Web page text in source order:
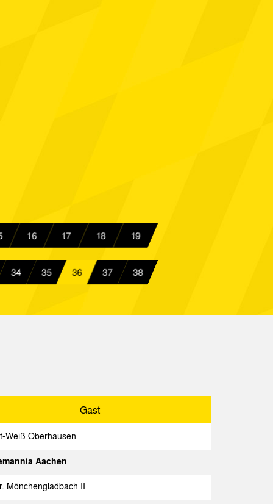
Spielbericht
Spielbericht
Gast
16 17 18 19
34 35 36 37 38
Gast
Weiß Oberhausen
Aachen
Mönchengladbach II